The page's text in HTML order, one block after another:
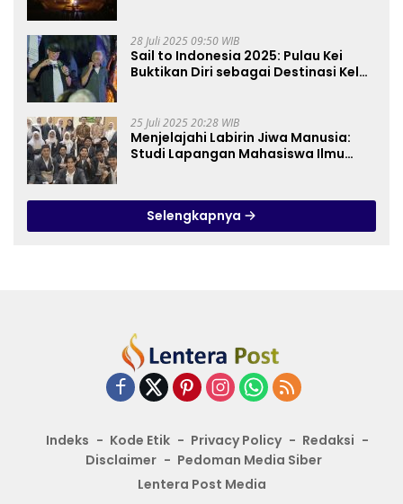
28 Juli 2025 09:50 WIB
Sail to Indonesia 2025: Pulau Kei
Buktikan Diri sebagai Destinasi Kelas
25 Juli 2025 20:28 WIB
Menjelajahi Labirin Jiwa Manusia:
Studi Lapangan Mahasiswa Ilmu
Selengkapnya
Indeks Kode Etik Privacy Policy
Redaksi
Disclaimer
Pedoman Media Siber
Lentera Post Media